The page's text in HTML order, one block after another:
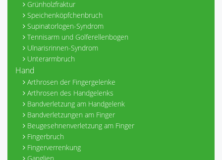
Grünholzfraktur
Speichenköpfchenbruch
Supinatorlogen-Syndrom
Tennisarm und Golferellenbogen
Ulnarisrinnen-Syndrom
Unterarmbruch
Hand
Arthrosen der Fingergelenke
Arthrosen des Handgelenks
Bandverletzung am Handgelenk
Bandverletzungen am Finger
Beugesehnenverletzung am Finger
Fingerbruch
Fingerverrenkung